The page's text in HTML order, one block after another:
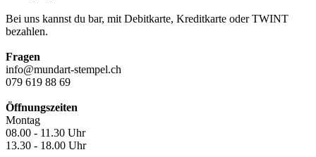
Bei uns kannst du bar, mit Debitkarte, Kreditkarte oder TWINT
bezahlen.
Fragen
info@mundart-stempel.ch
079 619 88 69
Öffnungszeiten
Montag
08.00 - 11.30 Uhr
13.30 - 18.00 Uhr